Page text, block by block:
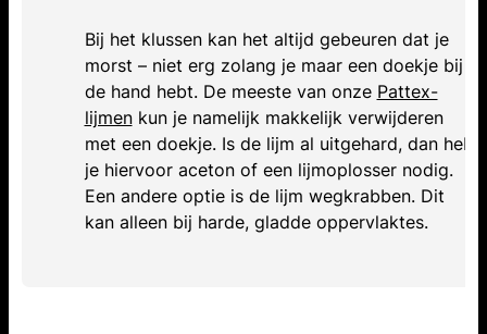
Bij het klussen kan het altijd gebeuren dat je
morst – niet erg zolang je maar een doekje bij
de hand hebt. De meeste van onze Pattex-
lijmenkun je namelijk makkelijk verwijderen
met een doekje. Is de lijm al uitgehard, dan heb
je hiervoor aceton of een lijmoplosser nodig.
Een andere optie is de lijm wegkrabben. Dit
kan alleen bij harde, gladde oppervlaktes.